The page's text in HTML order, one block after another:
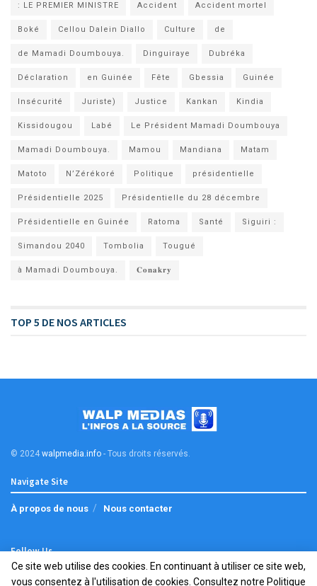
: LE PREMIER MINISTRE Accident Accident mortel
Boké Cellou Dalein Diallo Culture de
de Mamadi Doumbouya. Dinguiraye Dubréka
Déclaration en Guinée Fête Gbessia Guinée
Insécurité Juriste) Justice Kankan Kindia
Kissidougou Labé Le Président Mamadi Doumbouya
Mamadi Doumbouya. Mamou Mandiana Matam
Matoto N’Zérékoré Politique présidentielle
Présidentielle 2025 Présidentielle du 28 décembre
Présidentielle en Guinée Ratoma Santé Siguiri :
Simandou 2040 Tombolia Tougué
à Mamadi Doumbouya. 𝐂𝐨𝐧𝐚𝐤𝐫𝐲
TOP 5 DE NOS ARTICLES
© 2024 walpmedia.info - Tous droits réservés.
Navigate Site
À propos de nous Nous contacter
Follow Us
Ce site web utilise des cookies. En continuant à utiliser ce site web,
vous consentez à l'utilisation de cookies. Consultez notre Politique